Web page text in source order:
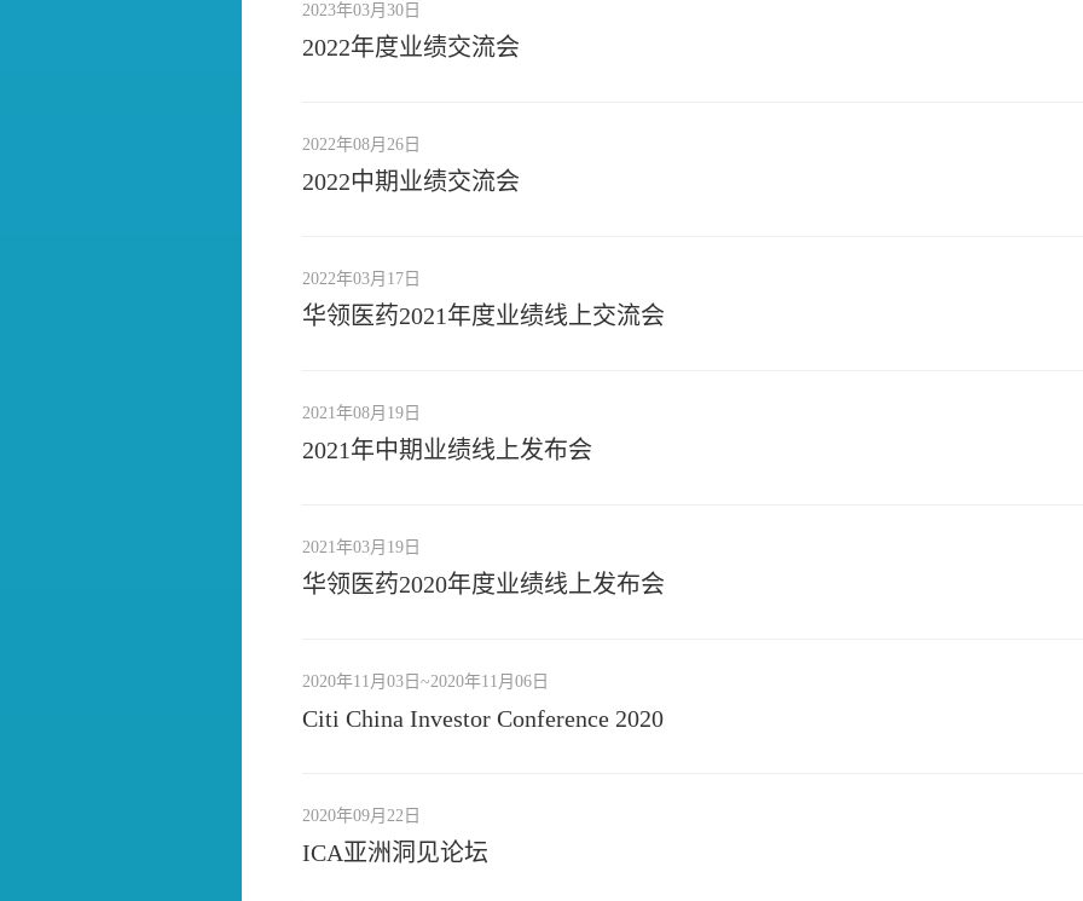
2023年03月30日
2022年度业绩交流会
2022年08月26日
2022中期业绩交流会
2022年03月17日
华领医药2021年度业绩线上交流会
2021年08月19日
2021年中期业绩线上发布会
2021年03月19日
华领医药2020年度业绩线上发布会
2020年11月03日~2020年11月06日
Citi China Investor Conference 2020
2020年09月22日
ICA亚洲洞见论坛